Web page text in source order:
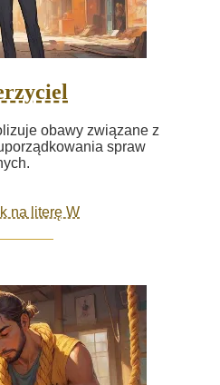
obawy związane z
spraw
na literę W